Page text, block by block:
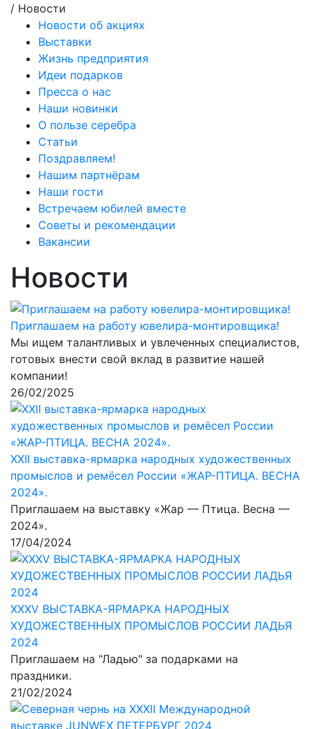
/ Новости
Новости об акциях
Выставки
Жизнь предприятия
Идеи подарков
Пресса о нас
Наши новинки
О пользе серебра
Статьи
Поздравляем!
Нашим партнёрам
Наши гости
Встречаем юбилей вместе
Советы и рекомендации
Вакансии
Новости
Приглашаем на работу ювелира-монтировщика!
Мы ищем талантливых и увлеченных специалистов,
готовых внести свой вклад в развитие нашей
компании!
26/02/2025
XXII выставка-ярмарка народных художественных
промыслов и ремёсел России «ЖАР-ПТИЦА. ВЕСНА
2024».
Приглашаем на выставку «Жар — Птица. Весна —
2024».
17/04/2024
XXХV ВЫСТАВКА-ЯРМАРКА НАРОДНЫХ
ХУДОЖЕСТВЕННЫХ ПРОМЫСЛОВ РОССИИ ЛАДЬЯ
2024
Приглашаем на "Ладью" за подарками на
праздники.
21/02/2024